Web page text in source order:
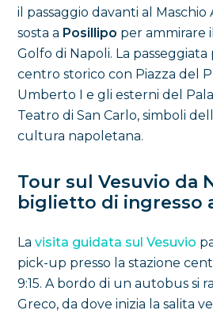
il passaggio davanti al Maschio
sosta a Posillipo per ammirare
Golfo di Napoli. La passeggiata
centro storico con Piazza del
Umberto I e gli esterni del
Teatro di San Carlo, simboli
cultura napoletana.
Tour sul Vesuvio da
biglietto di ingresso
La visita guidata sul Vesuvio
pick-up presso la stazione
9:15. A bordo di un autobus si
Greco, da dove inizia la salita